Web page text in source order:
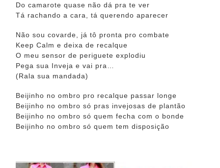
Do camarote quase não dá pra te ver
Tá rachando a cara, tá querendo aparecer
Não sou covarde, já tô pronta pro combate
Keep Calm e deixa de recalque
O meu sensor de periguete explodiu
Pega sua Inveja e vai pra…
(Rala sua mandada)
Beijinho no ombro pro recalque passar longe
Beijinho no ombro só pras invejosas de plantão
Beijinho no ombro só quem fecha com o bonde
Beijinho no ombro só quem tem disposição